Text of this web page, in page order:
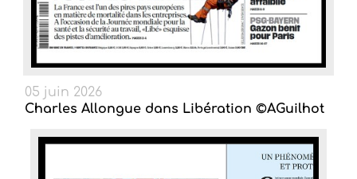
05 juin 2026
Charles Allongue dans Libération ©AGuilhot